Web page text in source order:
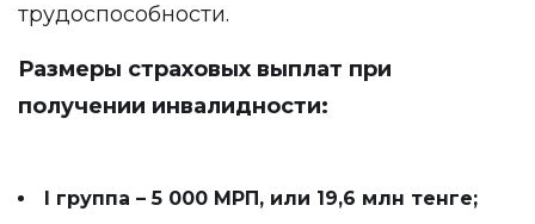
трудоспособности.
Размеры страховых выплат при
получении инвалидности:
I группа – 5 000 МРП, или 19,6 млн тенге;